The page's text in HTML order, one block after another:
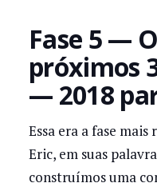
Fase 5 —
próximos
— 2018
Essa era a fase
Eric, em suas
construímos uma